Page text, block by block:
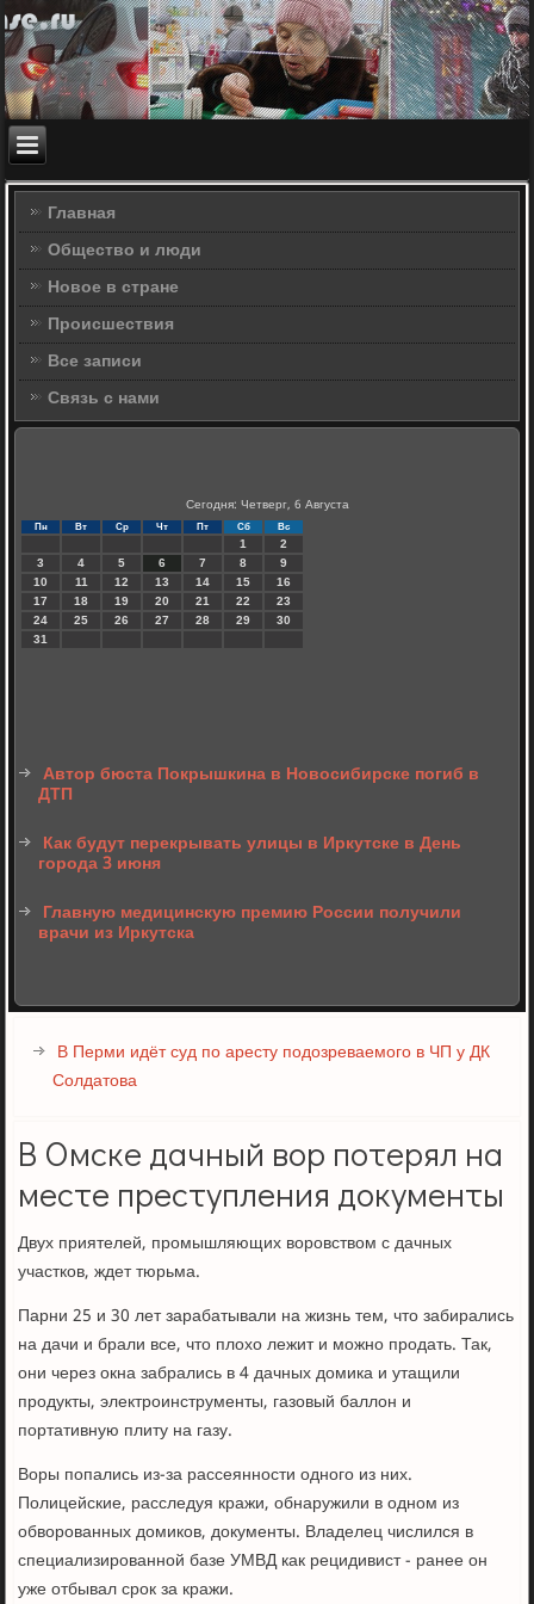
Главная
Общество и люди
Новое в стране
Происшествия
Все записи
Связь с нами
Сегодня: Четверг, 6 Августа
Пн Вт Ср Чт Пт Сб Вс
1
2
3
4 5 6 7 8
9
10
11 12 13 14 15
16
17
18 19 20 21 22
23
24
25 26 27 28 29
30
31
Автор бюста Покрышкина в Новосибирске погиб в
ДТП
Как будут перекрывать улицы в Иркутске в День
города 3 июня
Главную медицинскую премию России получили
врачи из Иркутска
В Перми идёт суд по аресту подозреваемого в ЧП у ДК
Солдатова
В Омске дачный вор потерял на
месте преступления документы
Двух приятелей, промышляющих воровством с дачных
участков, ждет тюрьма.
Парни 25 и 30 лет зарабатывали на жизнь тем, что забирались
на дачи и брали все, что плохо лежит и можно продать. Так,
они через окна забрались в 4 дачных домика и утащили
продукты, электроинструменты, газовый баллон и
портативную плиту на газу.
Воры попались из-за рассеянности одного из них.
Полицейские, расследуя кражи, обнаружили в одном из
обворованных домиков, документы. Владелец числился в
специализированной базе УМВД как рецидивист - ранее он
уже отбывал срок за кражи.